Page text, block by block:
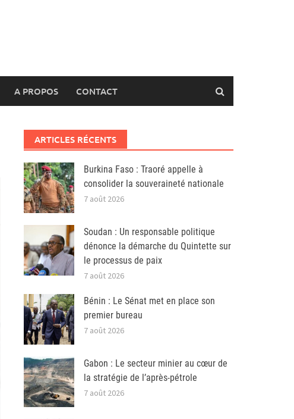
A PROPOS CONTACT
ARTICLES RÉCENTS
Burkina Faso : Traoré appelle à
consolider la souveraineté nationale
7 août 2026
Soudan : Un responsable politique
dénonce la démarche du Quintette sur
le processus de paix
7 août 2026
Bénin : Le Sénat met en place son
premier bureau
7 août 2026
Gabon : Le secteur minier au cœur de
la stratégie de l’après-pétrole
7 août 2026